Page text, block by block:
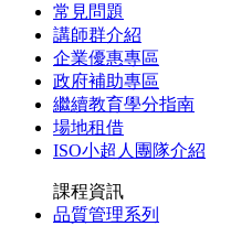
常見問題
講師群介紹
企業優惠專區
政府補助專區
繼續教育學分指南
場地租借
ISO小超人團隊介紹
課程資訊
品質管理系列